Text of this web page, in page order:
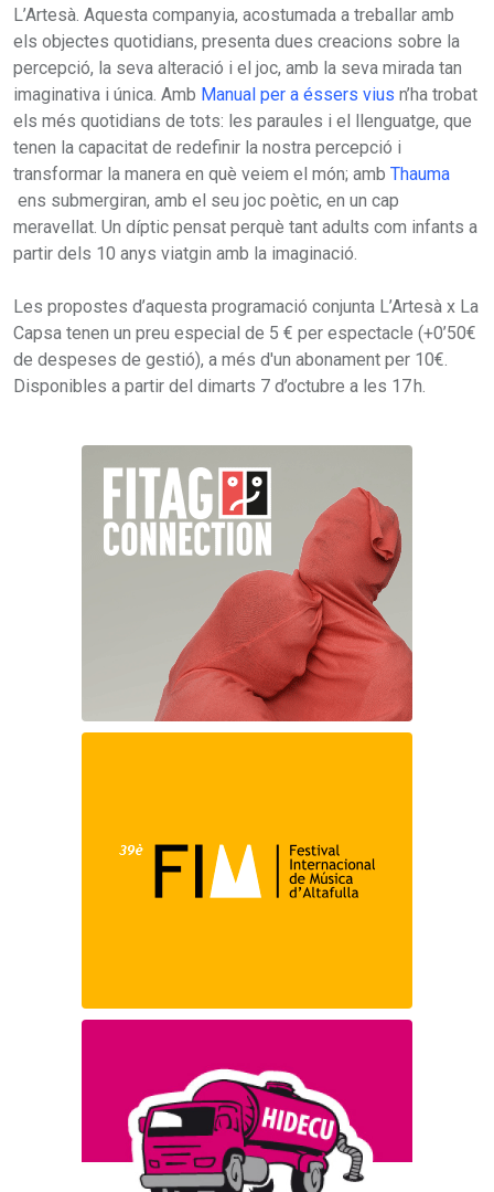
L’Artesà. Aquesta companyia, acostumada a treballar amb
els objectes quotidians, presenta dues creacions sobre la
percepció, la seva alteració i el joc, amb la seva mirada tan
imaginativa i única. Amb Manual per a éssers vius n’ha trobat
els més quotidians de tots: les paraules i el llenguatge, que
tenen la capacitat de redefinir la nostra percepció i
transformar la manera en què veiem el món; amb Thauma
ens submergiran, amb el seu joc poètic, en un cap
meravellat. Un díptic pensat perquè tant adults com infants a
partir dels 10 anys viatgin amb la imaginació.
Les propostes d’aquesta programació conjunta L’Artesà x La
Capsa tenen un preu especial de 5 € per espectacle (+0’50€
de despeses de gestió), a més d'un abonament per 10€.
Disponibles a partir del dimarts 7 d’octubre a les 17 h.